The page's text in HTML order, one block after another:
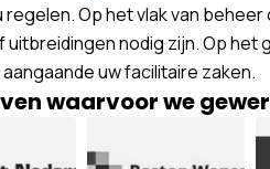
regelen. Op het vlak van
nodig zijn. Op het
uw facilitaire zaken.
waarvoor we